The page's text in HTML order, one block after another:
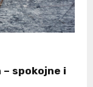
spokojne i